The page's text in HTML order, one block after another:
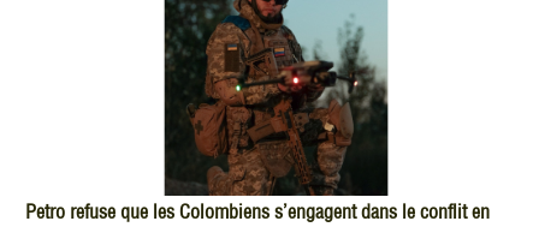
Petro refuse que les Colombiens s’engagent dans le conflit en